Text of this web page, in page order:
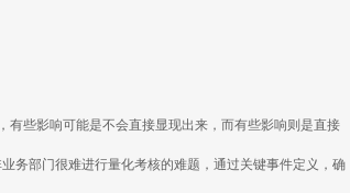
有些影响可能是不会直接显现出来，而有些影响则是直接
务部门很难进行量化考核的难题，通过关键事件定义，确